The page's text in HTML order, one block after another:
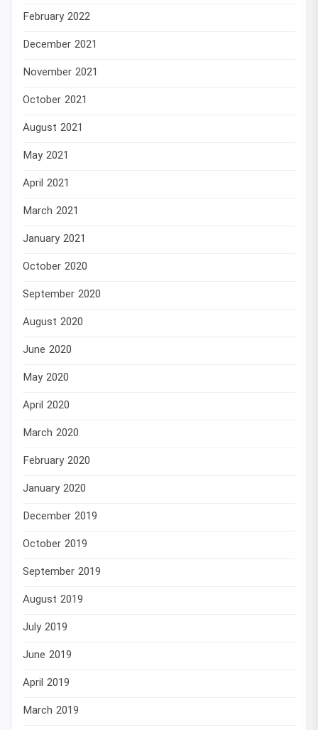
February 2022
December 2021
November 2021
October 2021
August 2021
May 2021
April 2021
March 2021
January 2021
October 2020
September 2020
August 2020
June 2020
May 2020
April 2020
March 2020
February 2020
January 2020
December 2019
October 2019
September 2019
August 2019
July 2019
June 2019
April 2019
March 2019